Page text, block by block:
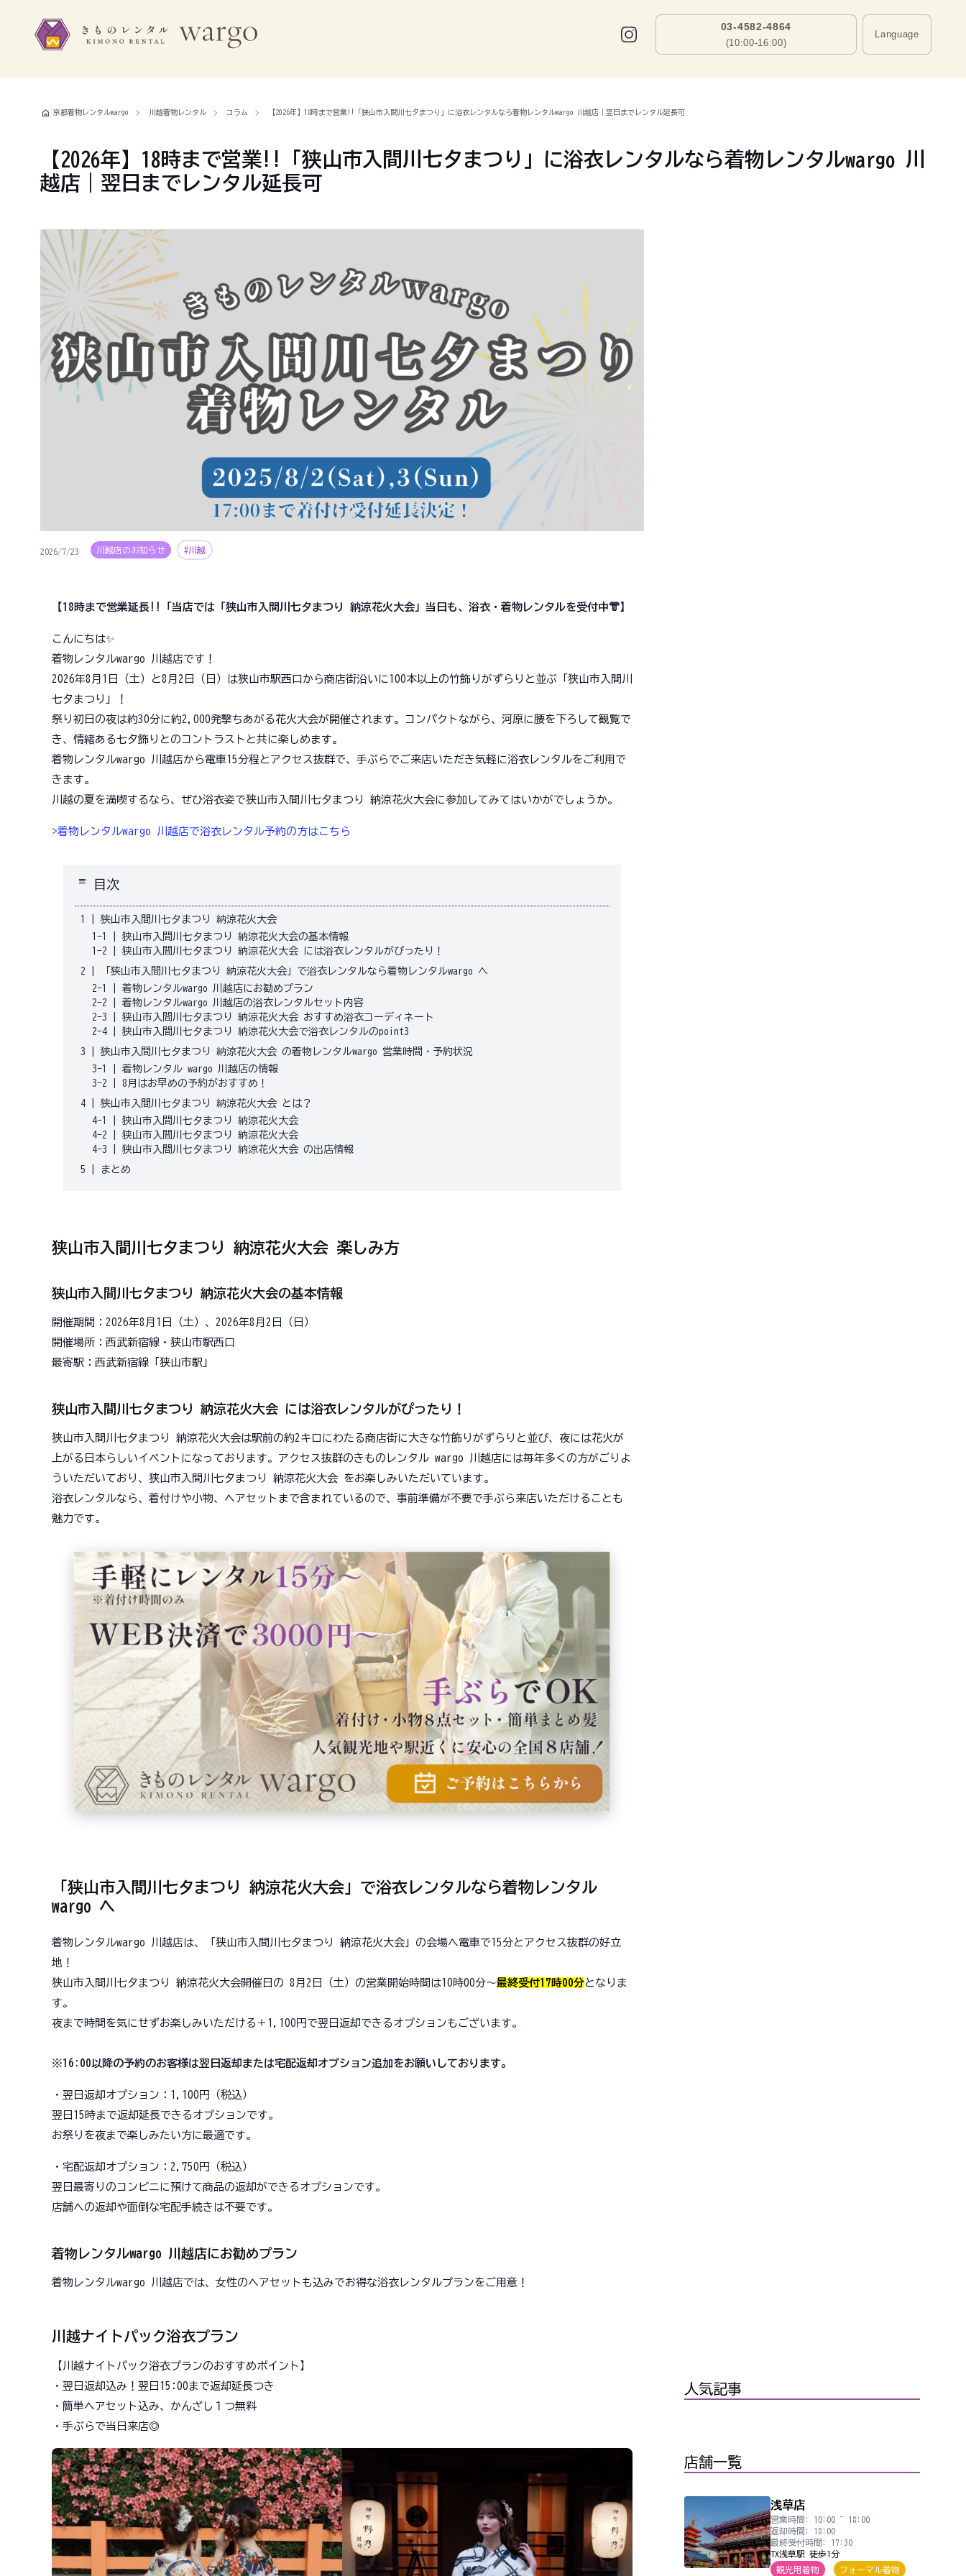
03-4582-4864
(10:00-16:00)
Language
home 京都着物レンタルwargo 川越着物レンタル コラム 【2026年】18時まで営業!!「狭山市入間川七夕まつり」に浴衣レンタルなら着物レンタルwargo 川越店｜翌日までレンタル延長可
【2026年】18時まで営業!!「狭山市入間川七夕まつり」に浴衣レンタルなら着物レンタルwargo 川
越店｜翌日までレンタル延長可
2026/7/23 川越店のお知らせ #川越
【18時まで営業延長!!「当店では「狭山市入間川七夕まつり 納涼花火大会」当日も、浴衣・着物レンタルを受付中👘】
こんにちは✨
着物レンタルwargo 川越店です！
2026年8月1日（土）と8月2日（日）は狭山市駅西口から商店街沿いに100本以上の竹飾りがずらりと並ぶ「狭山市入間川
七夕まつり」！
祭り初日の夜は約30分に約2,000発撃ちあがる花火大会が開催されます。コンパクトながら、河原に腰を下ろして観覧で
き、情緒ある七夕飾りとのコントラストと共に楽しめます。
着物レンタルwargo 川越店から電車15分程とアクセス抜群で、手ぶらでご来店いただき気軽に浴衣レンタルをご利用で
きます。
川越の夏を満喫するなら、ぜひ浴衣姿で狭山市入間川七夕まつり 納涼花火大会に参加してみてはいかがでしょうか。
>着物レンタルwargo 川越店で浴衣レンタル予約の方はこちら
toc 目次
1
狭山市入間川七夕まつり 納涼花火大会
1-1
狭山市入間川七夕まつり 納涼花火大会の基本情報
1-2
狭山市入間川七夕まつり 納涼花火大会 には浴衣レンタルがぴったり！
2
「狭山市入間川七夕まつり 納涼花火大会」で浴衣レンタルなら着物レンタルwargo へ
2-1
着物レンタルwargo 川越店にお勧めプラン
2-2
着物レンタルwargo 川越店の浴衣レンタルセット内容
2-3
狭山市入間川七夕まつり 納涼花火大会 おすすめ浴衣コーディネート
2-4
狭山市入間川七夕まつり 納涼花火大会で浴衣レンタルのpoint3
3
狭山市入間川七夕まつり 納涼花火大会 の着物レンタルwargo 営業時間・予約状況
3-1
着物レンタル wargo 川越店の情報
3-2
8月はお早めの予約がおすすめ！
4
狭山市入間川七夕まつり 納涼花火大会 とは？
4-1
狭山市入間川七夕まつり 納涼花火大会
4-2
狭山市入間川七夕まつり 納涼花火大会
4-3
狭山市入間川七夕まつり 納涼花火大会 の出店情報
5
まとめ
狭山市入間川七夕まつり 納涼花火大会 楽しみ方
狭山市入間川七夕まつり 納涼花火大会の基本情報
開催期間：2026年8月1日（土）、2026年8月2日（日）
開催場所：西武新宿線・狭山市駅西口
最寄駅：西武新宿線「狭山市駅」
狭山市入間川七夕まつり 納涼花火大会 には浴衣レンタルがぴったり！
狭山市入間川七夕まつり 納涼花火大会は駅前の約2キロにわたる商店街に大きな竹飾りがずらりと並び、夜には花火が
上がる日本らしいイベントになっております。アクセス抜群のきものレンタル wargo 川越店には毎年多くの方がごりよ
ういただいており、狭山市入間川七夕まつり 納涼花火大会 をお楽しみいただいています。
浴衣レンタルなら、着付けや小物、ヘアセットまで含まれているので、事前準備が不要で手ぶら来店いただけることも
魅力です。
「狭山市入間川七夕まつり 納涼花火大会」で浴衣レンタルなら着物レンタル
wargo へ
着物レンタルwargo 川越店は、「狭山市入間川七夕まつり 納涼花火大会」の会場へ電車で15分とアクセス抜群の好立
地！
狭山市入間川七夕まつり 納涼花火大会開催日の 8月2日（土）の営業開始時間は10時00分～最終受付17時00分となりま
す。
夜まで時間を気にせずお楽しみいただける＋1,100円で翌日返却できるオプションもございます。
※16:00以降の予約のお客様は翌日返却または宅配返却オプション追加をお願いしております。
・翌日返却オプション：1,100円（税込）
翌日15時まで返却延長できるオプションです。
お祭りを夜まで楽しみたい方に最適です。
・宅配返却オプション：2,750円（税込）
翌日最寄りのコンビニに預けて商品の返却ができるオプションです。
店舗への返却や面倒な宅配手続きは不要です。
着物レンタルwargo 川越店にお勧めプラン
着物レンタルwargo 川越店では、女性のヘアセットも込みでお得な浴衣レンタルプランをご用意！
川越ナイトパック浴衣プラン
【川越ナイトパック浴衣プランのおすすめポイント】
・翌日返却込み！翌日15:00まで返却延長つき
・簡単ヘアセット込み、かんざし１つ無料
・手ぶらで当日来店◎
人気記事
店舗一覧
浅草店
営業時間: 10:00 ~ 18:00
返却時間: 18:00
最終受付時間: 17:30
TX浅草駅 徒歩1分
観光用着物
フォーマル着物